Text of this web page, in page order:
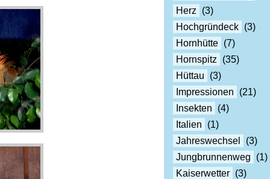
Herz
(3)
Hochgründeck (3)
Hornhütte (7)
Hornspitz
(35)
Hüttau
(3)
Impressionen
(21)
Insekten
(4)
Italien
(1)
Jahreswechsel
(3)
Jungbrunnenweg
(1)
Kaiserwetter (3)